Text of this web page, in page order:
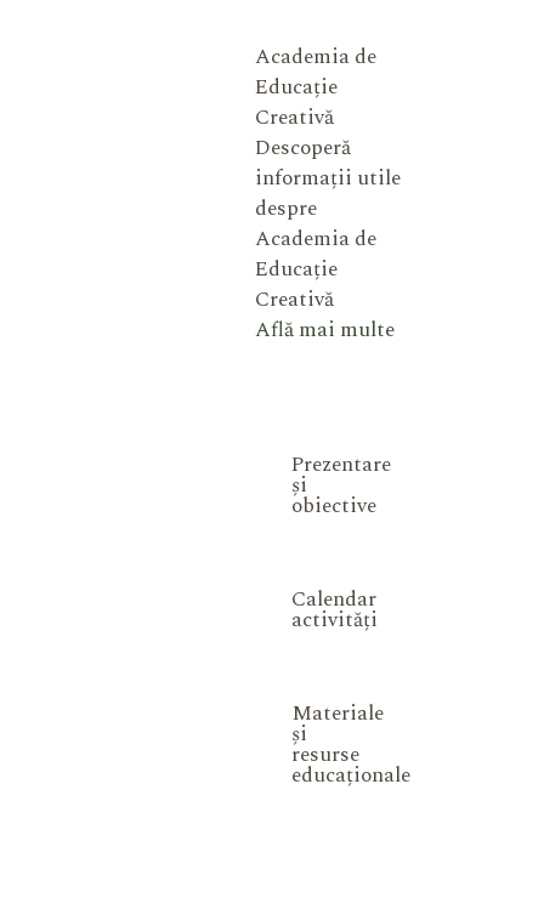
Academia de
Educație
Creativă
Descoperă
informații utile
despre
Academia de
Educație
Creativă
Află mai multe
Prezentare
și
obiective
Calendar
activități
Materiale
și
resurse
educaționale